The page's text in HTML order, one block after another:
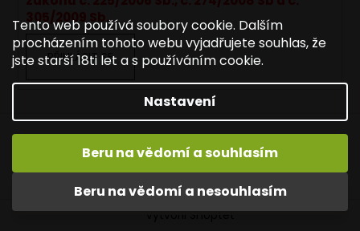
Tento web používá soubory cookie. Dalším
procházením tohoto webu vyjadřujete souhlas, že
jste starší 18ti let a s používáním cookie.
Nastavení
Beru na vědomí a nesouhlasím
Beru na vědomí a souhlasím
Vítejte na JOYETECH. DORUČENÍ ZDARMA zásilkovnou nad
305/2009 Sb.
PŘIHLÁSIT SE
Mapa serveru
Reklamace
Dopravné / poštovné Kontakty Obchodní podmínky
Vytvořil Shoptet